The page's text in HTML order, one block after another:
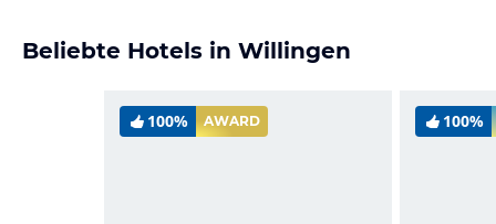
Beliebte Hotels in Willingen
100% AWARD 100%